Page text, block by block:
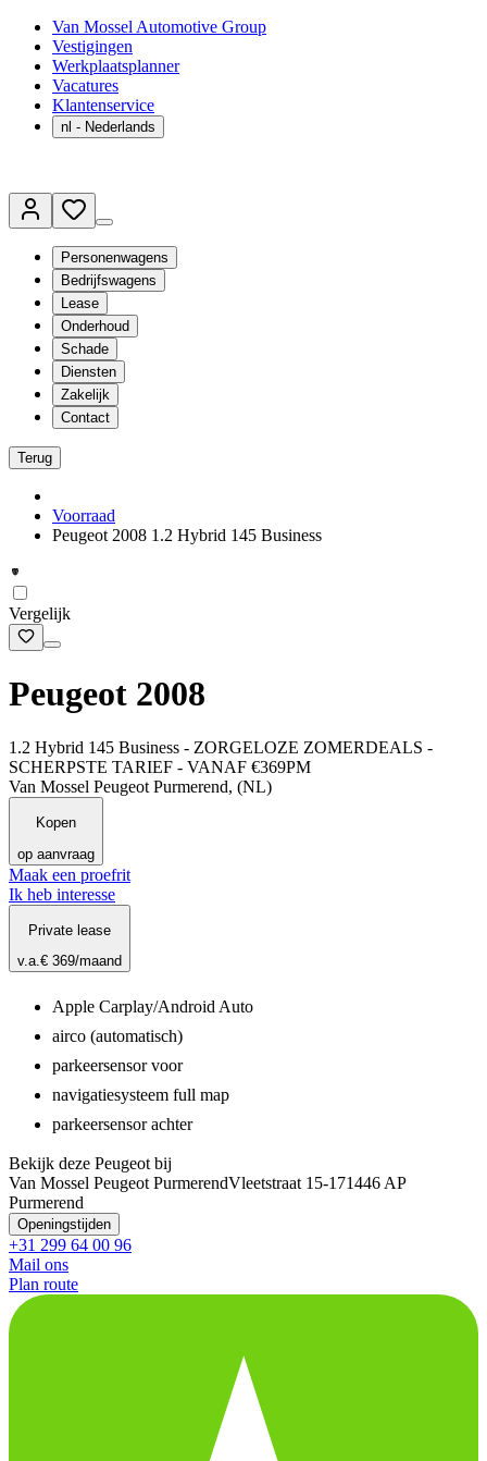
Van Mossel Automotive Group
Vestigingen
Werkplaatsplanner
Vacatures
Klantenservice
nl - Nederlands
Personenwagens
Bedrijfswagens
Lease
Onderhoud
Schade
Diensten
Zakelijk
Contact
Terug
Voorraad
Peugeot 2008 1.2 Hybrid 145 Business
Vergelijk
Peugeot 2008
1.2 Hybrid 145 Business - ZORGELOZE ZOMERDEALS -
SCHERPSTE TARIEF - VANAF €369PM
Van Mossel Peugeot Purmerend, (NL)
Kopen
op aanvraag
Maak een proefrit
Ik heb interesse
Private lease
v.a.€ 369/maand
Apple Carplay/Android Auto
airco (automatisch)
parkeersensor voor
navigatiesysteem full map
parkeersensor achter
Bekijk deze Peugeot bij
Van Mossel Peugeot PurmerendVleetstraat 15-171446 AP
Purmerend
Openingstijden
+31 299 64 00 96
Mail ons
Plan route